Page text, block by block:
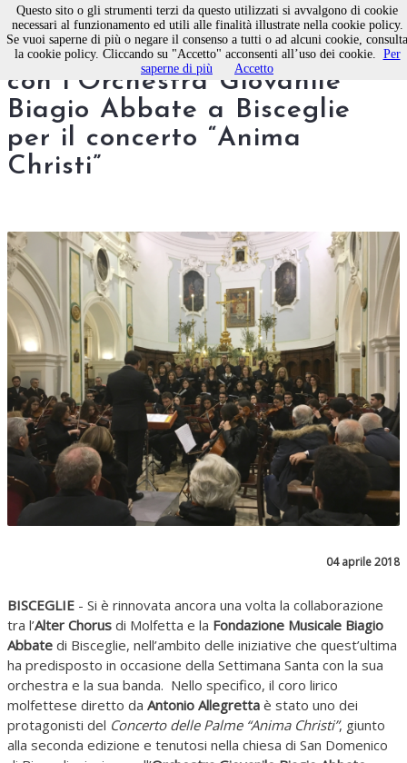
L’Alter Chorus di Molfetta
con l’Orchestra Giovanile
Biagio Abbate a Bisceglie
per il concerto “Anima
Christi”
04 aprile 2018
BISCEGLIE - Si è rinnovata ancora una volta la collaborazione
tra l’Alter Chorus di Molfetta e la Fondazione Musicale Biagio
Abbate di Bisceglie, nell’ambito delle iniziative che quest’ultima
ha predisposto in occasione della Settimana Santa con la sua
orchestra e la sua banda. Nello specifico, il coro lirico
molfettese diretto da Antonio Allegretta è stato uno dei
protagonisti del Concerto delle Palme “Anima Christi”, giunto
alla seconda edizione e tenutosi nella chiesa di San Domenico
Questo sito o gli strumenti terzi da questo utilizzati si avvalgono di cookie
necessari al funzionamento ed utili alle finalità illustrate nella cookie policy.
Se vuoi saperne di più o negare il consenso a tutti o ad alcuni cookie, consulta
la cookie policy. Cliccando su "Accetto" acconsenti all’uso dei cookie. Per
saperne di più
Accetto